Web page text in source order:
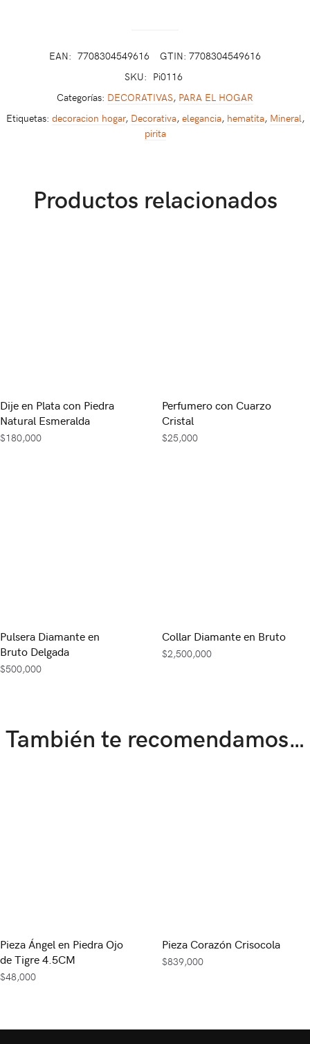
EAN: 7708304549616
GTIN: 7708304549616
SKU: Pi0116
Categorías: DECORATIVAS, PARA EL HOGAR
Etiquetas: decoracion hogar, Decorativa, elegancia, hematita, Mineral,
pirita
Productos relacionados
Dije en Plata con Piedra
Natural Esmeralda
$180,000
Perfumero con Cuarzo
Cristal
$25,000
Pulsera Diamante en
Bruto Delgada
$500,000
Collar Diamante en Bruto
$2,500,000
También te recomendamos…
Pieza Ángel en Piedra Ojo
de Tigre 4.5CM
$48,000
Pieza Corazón Crisocola
$839,000